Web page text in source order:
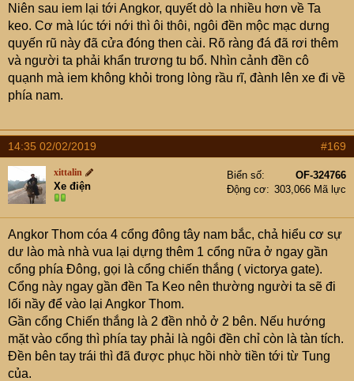
Niên sau iem lại tới Angkor, quyết dò la nhiều hơn về Ta
keo. Cơ mà lúc tới nới thì ôi thôi, ngôi đền mộc mạc dưng
quyến rũ này đã cửa đóng then cài. Rõ ràng đá đã rơi thêm
và người ta phải khẩn trương tu bổ. Nhìn cảnh đền cô
quạnh mà iem không khỏi trong lòng rầu rĩ, đành lên xe đi về
phía nam.
14:35 02/02/2019 #169
xittalin
Xe điện
Biển số
OF-324766
Động cơ
303,066 Mã lực
Angkor Thom cóa 4 cổng đông tây nam bắc, chả hiểu cơ sự
dư lào mà nhà vua lại dựng thêm 1 cổng nữa ở ngay gần
cổng phía Đông, gọi là cổng chiến thắng ( victorya gate).
Cổng này ngay gần đền Ta Keo nên thường người ta sẽ đi
lối nầy để vào lại Angkor Thom.
Gần cổng Chiến thắng là 2 đền nhỏ ở 2 bên. Nếu hướng
mặt vào cổng thì phía tay phải là ngôi đền chỉ còn là tàn tích.
Đền bên tay trái thì đã được phục hồi nhờ tiền tới từ Tung
của.